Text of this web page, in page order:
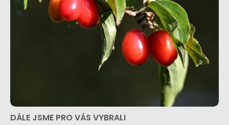
DÁLE JSME PRO VÁS VYBRALI